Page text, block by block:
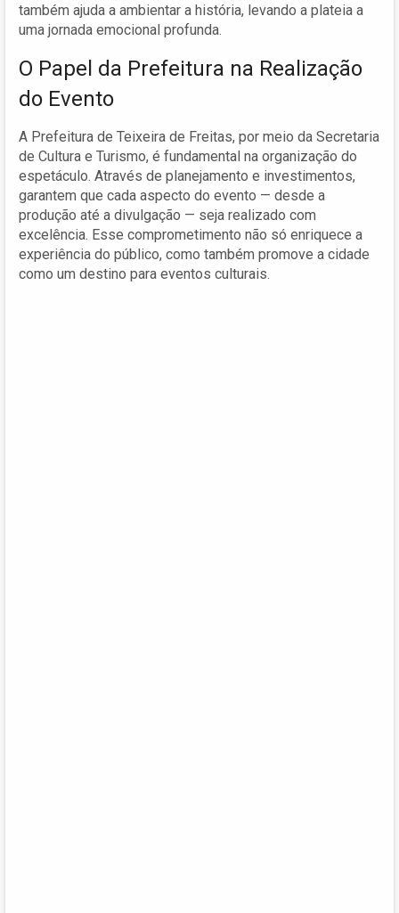
também ajuda a ambientar a história, levando a plateia a
uma jornada emocional profunda.
O Papel da Prefeitura na Realização
do Evento
A Prefeitura de Teixeira de Freitas, por meio da Secretaria
de Cultura e Turismo, é fundamental na organização do
espetáculo. Através de planejamento e investimentos,
garantem que cada aspecto do evento — desde a
produção até a divulgação — seja realizado com
excelência. Esse comprometimento não só enriquece a
experiência do público, como também promove a cidade
como um destino para eventos culturais.